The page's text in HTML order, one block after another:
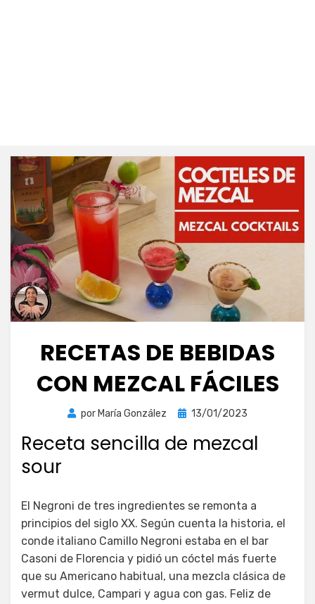
RECETAS DE BEBIDAS
CON MEZCAL FÁCILES
por María González
Publicada
13/01/2023
Receta sencilla de mezcal
sour
El Negroni de tres ingredientes se remonta a
principios del siglo XX. Según cuenta la historia, el
conde italiano Camillo Negroni estaba en el bar
Casoni de Florencia y pidió un cóctel más fuerte
que su Americano habitual, una mezcla clásica de
vermut dulce, Campari y agua con gas. Feliz de